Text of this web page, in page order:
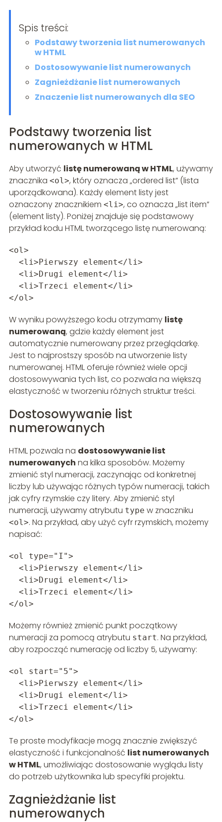
Spis treści:
Podstawy tworzenia list numerowanych
w HTML
Dostosowywanie list numerowanych
Zagnieżdżanie list numerowanych
Znaczenie list numerowanych dla SEO
Podstawy tworzenia list
numerowanych w HTML
Aby utworzyć listę numerowaną w HTML, używamy
znacznika <ol>, który oznacza „ordered list” (lista
uporządkowana). Każdy element listy jest
oznaczony znacznikiem <li>, co oznacza „list item”
(element listy). Poniżej znajduje się podstawowy
przykład kodu HTML tworzącego listę numerowaną:
<ol>
<li>Pierwszy element</li>
<li>Drugi element</li>
<li>Trzeci element</li>
</ol>
W wyniku powyższego kodu otrzymamy listę
numerowaną, gdzie każdy element jest
automatycznie numerowany przez przeglądarkę.
Jest to najprostszy sposób na utworzenie listy
numerowanej. HTML oferuje również wiele opcji
dostosowywania tych list, co pozwala na większą
elastyczność w tworzeniu różnych struktur treści.
Dostosowywanie list
numerowanych
HTML pozwala na dostosowywanie list
numerowanych na kilka sposobów. Możemy
zmienić styl numeracji, zaczynając od konkretnej
liczby lub używając różnych typów numeracji, takich
jak cyfry rzymskie czy litery. Aby zmienić styl
numeracji, używamy atrybutu type w znaczniku
<ol>. Na przykład, aby użyć cyfr rzymskich, możemy
napisać:
<ol type="I">
<li>Pierwszy element</li>
<li>Drugi element</li>
<li>Trzeci element</li>
</ol>
Możemy również zmienić punkt początkowy
numeracji za pomocą atrybutu start. Na przykład,
aby rozpocząć numerację od liczby 5, używamy:
<ol start="5">
<li>Pierwszy element</li>
<li>Drugi element</li>
<li>Trzeci element</li>
</ol>
Te proste modyfikacje mogą znacznie zwiększyć
elastyczność i funkcjonalność list numerowanych
w HTML, umożliwiając dostosowanie wyglądu listy
do potrzeb użytkownika lub specyfiki projektu.
Zagnieżdżanie list
numerowanych